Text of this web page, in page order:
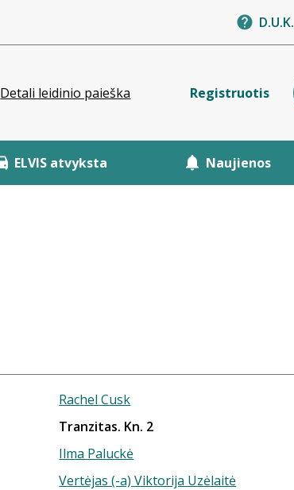
D.U.K.
Detali leidinio paieška Registruotis
ELVIS atvyksta Naujienos
Rachel Cusk
Tranzitas. Kn. 2
Ilma Paluckė
Vertėjas (-a) Viktorija Uzėlaitė